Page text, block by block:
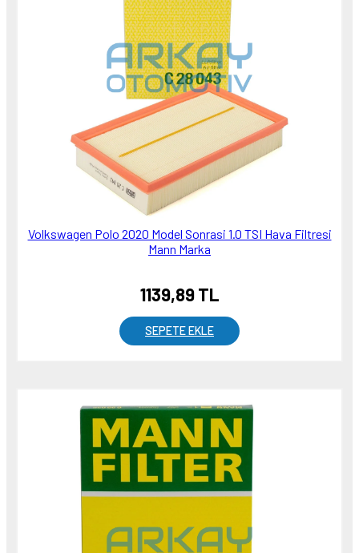
Volkswagen Polo 2020 Model Sonrasi 1.0 TSI Hava Filtresi
Mann Marka
1139,89 TL
SEPETE EKLE